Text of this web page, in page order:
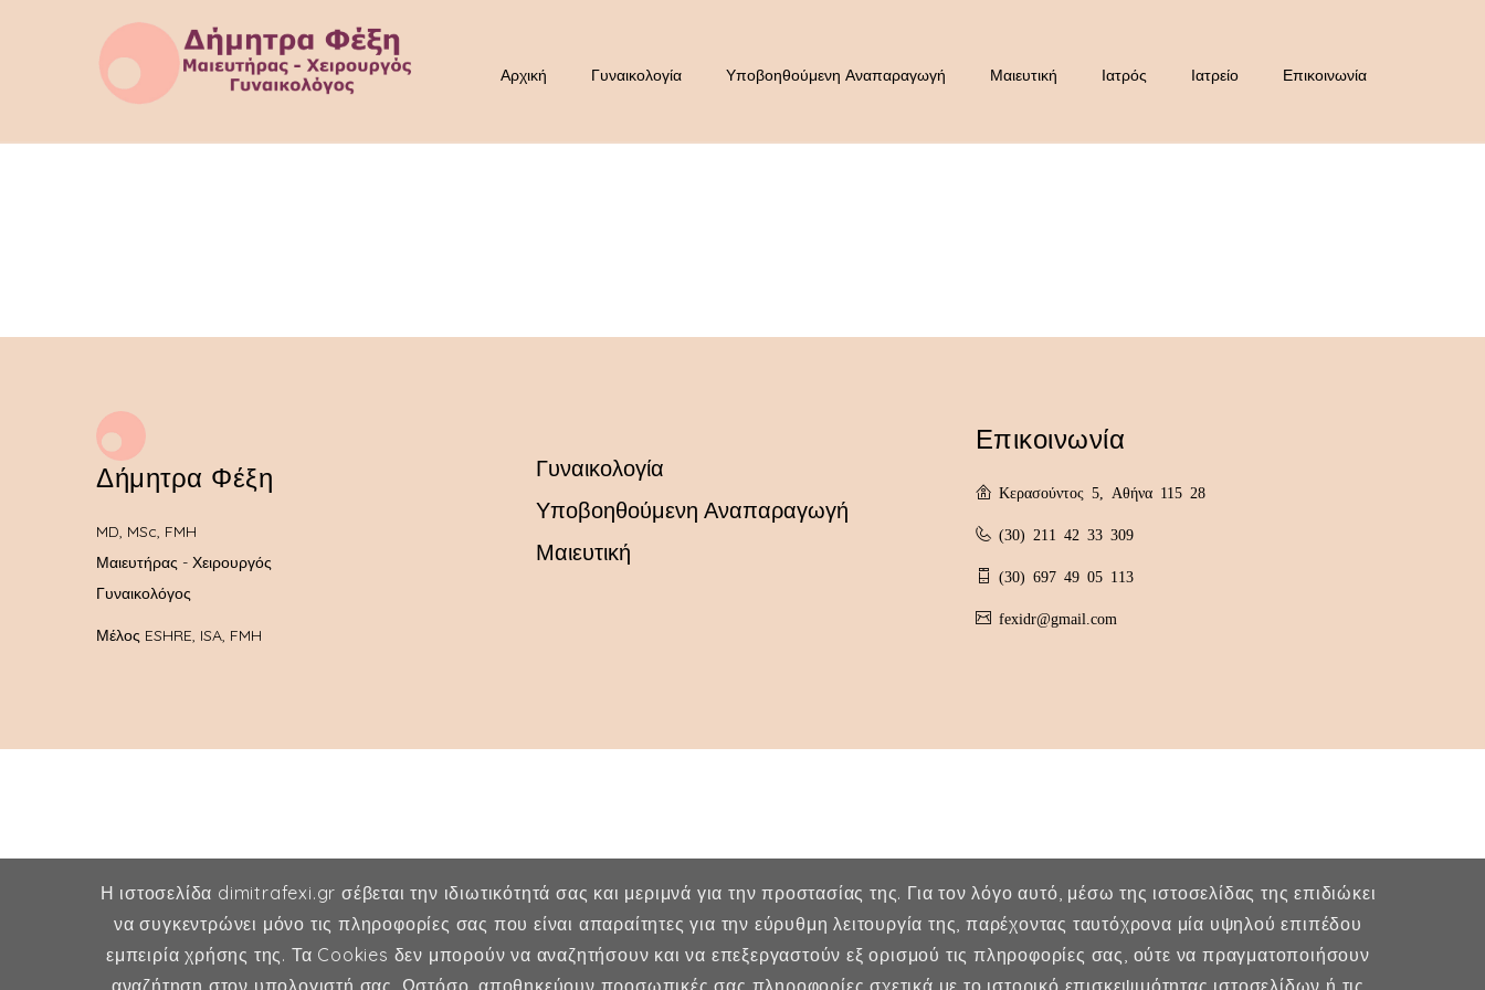
Αρχική Γυναικολογία Υποβοηθούμενη Αναπαραγωγή Μαιευτική Ιατρός Ιατρείο Επικοινωνία
Δήμητρα Φέξη
MD, MSc, FMH
Μαιευτήρας - Χειρουργός
Γυναικολόγος
Μέλος ESHRE, ISA, FMH
Γυναικολογία
Υποβοηθούμενη Αναπαραγωγή
Μαιευτική
Επικοινωνία
Κερασούντος 5, Αθήνα 115 28
(30) 211 42 33 309
(30) 697 49 05 113
fexidr@gmail.com
Η ιστοσελίδα dimitrafexi.gr σέβεται την ιδιωτικότητά σας και μεριμνά για την προστασίας της. Για τον λόγο αυτό, μέσω της ιστοσελίδας της επιδιώκει
να συγκεντρώνει μόνο τις πληροφορίες σας που είναι απαραίτητες για την εύρυθμη λειτουργία της, παρέχοντας ταυτόχρονα μία υψηλού επιπέδου
εμπειρία χρήσης της. Τα Cookies δεν μπορούν να αναζητήσουν και να επεξεργαστούν εξ ορισμού τις πληροφορίες σας, ούτε να πραγματοποιήσουν